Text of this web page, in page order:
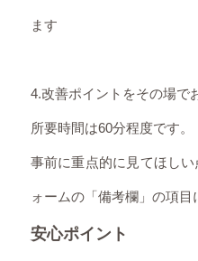
ます
4.改善ポイントをその場で
所要時間は60分程度です。
事前に重点的に見てほし
ォームの「備考欄」の項目
安心ポイント